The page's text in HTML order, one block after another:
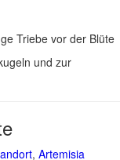
Triebe vor der Blüte
und zur
, Artemisia